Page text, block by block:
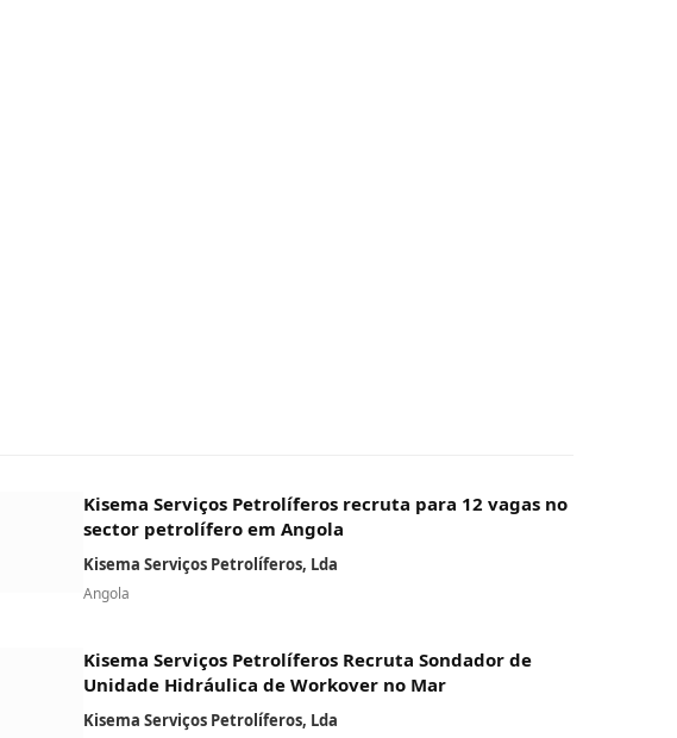
Kisema Serviços Petrolíferos recruta para 12 vagas no
sector petrolífero em Angola
Kisema Serviços Petrolíferos, Lda
Angola
Kisema Serviços Petrolíferos Recruta Sondador de
Unidade Hidráulica de Workover no Mar
Kisema Serviços Petrolíferos, Lda